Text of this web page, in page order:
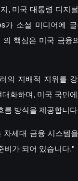
, 미국 대통령 디지
가 소셜 미디어에
핵심은 미국 금융
의 지배적 지위를
화하며, 미국 국민
름 방식을 제공합니
차세대 금융 시스템
비가 되어 있습니다."